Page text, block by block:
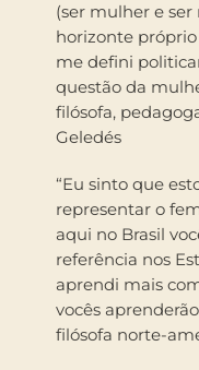
(ser mulher e
horizonte
me defini
questão da
filósofa,
Geledés
“Eu sinto que
representar o
aqui no Brasil
referência nos
aprendi mais
vocês
filósofa norte-